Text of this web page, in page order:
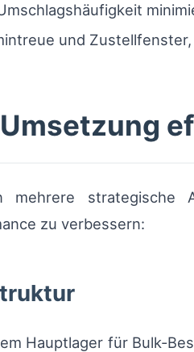
und
mehrere strategische
zu verbessern:
Hauptlager für Bulk-